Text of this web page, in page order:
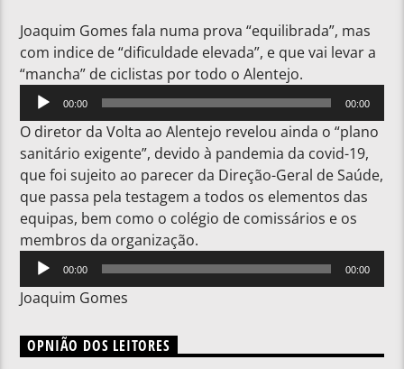
Joaquim Gomes fala numa prova “equilibrada”, mas
com indice de “dificuldade elevada”, e que vai levar a
“mancha” de ciclistas por todo o Alentejo.
Reprodutor
de
áudio
00:00 00:00
O diretor da Volta ao Alentejo revelou ainda o “plano
sanitário exigente”, devido à pandemia da covid-19,
que foi sujeito ao parecer da Direção-Geral de Saúde,
que passa pela testagem a todos os elementos das
equipas, bem como o colégio de comissários e os
membros da organização.
Reprodutor
de
áudio
00:00 00:00
Joaquim Gomes
OPNIÃO DOS LEITORES